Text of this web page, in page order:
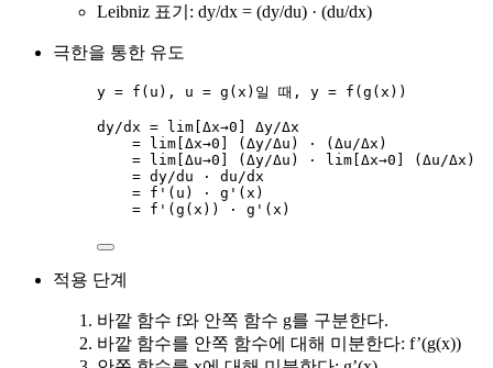
Leibniz 표기: dy/dx = (dy/du) · (du/dx)
극한을 통한 유도
y = f(u), u = g(x)일 때, y = f(g(x))
dy/dx = lim[Δx→0] Δy/Δx
= lim[Δx→0] (Δy/Δu) · (Δu/Δx)
= lim[Δu→0] (Δy/Δu) · lim[Δx→0] (Δu/Δx)
= dy/du · du/dx
= f'(u) · g'(x)
= f'(g(x)) · g'(x)
적용 단계
바깥 함수 f와 안쪽 함수 g를 구분한다.
바깥 함수를 안쪽 함수에 대해 미분한다: f’(g(x))